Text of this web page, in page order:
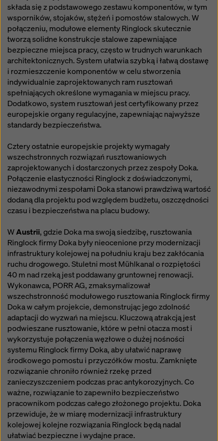
składa się z podstawowego zestawu komponentów, w tym
wsporników, stojaków, stężeń i pomostów stalowych. W
połączeniu, modułowe elementy Ringlock skutecznie
tworzą solidne konstrukcje stalowe zapewniające
bezpieczne miejsca pracy, często w trudnych warunkach
architektonicznych. System ułatwia szybką i łatwą dostawę
i rozmieszczenie komponentów w celu stworzenia
indywidualnie zaprojektowanych ram rusztowań
spełniających określone wymagania w miejscu pracy.
Dodatkowo, system rusztowań jest certyfikowany przez
europejskie organy regulacyjne, zapewniając najwyższe
standardy bezpieczeństwa.
Cztery ostatnie europejskie projekty wymagały
wszechstronnych rozwiązań rusztowaniowych
zaprojektowanych i dostarczonych przez zespoły Doka.
Połączenie elastyczności Ringlock z doświadczonymi,
niezawodnymi zespołami Doka stanowi prawdziwą wartość
dodaną dla projektu pod względem budżetu, oszczędności
czasu i bezpieczeństwa na placu budowy.
WAustrii, gdzie Doka ma swoją siedzibę, rusztowania
Ringlock firmy Doka były nieocenione przy modernizacji
infrastruktury kolejowej na południu kraju bez zakłócania
ruchu drogowego. Stuletni most Mühlkanal o rozpiętości
40 m nad rzeką jest poddawany gruntownej renowacji.
Wykonawca, PORR AG, zmaksymalizował
wszechstronność modułowego rusztowania Ringlock firmy
Doka w całym projekcie, demonstrując jego zdolność
adaptacji do wyzwań na miejscu. Kluczową atrakcją jest
podwieszane rusztowanie, które w pełni otacza most i
wykorzystuje połączenia węzłowe o dużej nośności
systemu Ringlock firmy Doka, aby ułatwić naprawę
środkowego pomostu i przyczółków mostu. Zamknięte
rozwiązanie chroniło również rzekę przed
zanieczyszczeniem podczas prac antykorozyjnych. Co
ważne, rozwiązanie to zapewniło bezpieczeństwo
pracownikom podczas całego złożonego projektu. Doka
przewiduje, że w miarę modernizacji infrastruktury
kolejowej kolejne rozwiązania Ringlock będą nadal
ułatwiać bezpieczne i wydajne prace.